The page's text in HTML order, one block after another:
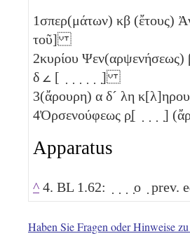
1σπερ(μάτων) κβ (ἔτους)
τοῦ]
2κυρίου Ψεν(αρψενήσεως)
δ 𐅵 [ ̣ ̣ ̣ ̣ ̣ ̣]
3(ἄρουρη) α δ´ λη
4Ὀρσενούφεως ρ̣[ ̣ ̣ ̣ ̣]
Apparatus
^ 4. BL 1.62: ̣ ̣ ̣ ̣ο ̣ prev.
Haben Sie Fragen oder Hinweise